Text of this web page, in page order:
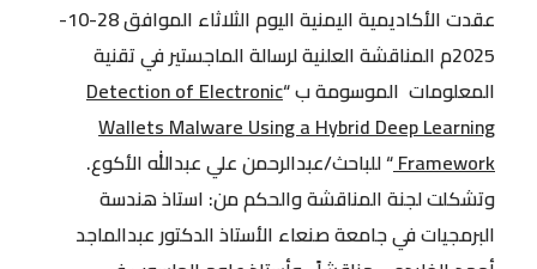
عقدت الأكاديمية اليمنية اليوم الثلاثاء الموافق 28-10-
2025م المناقشة العلنية لرسالة الماجستير في تقنية
المعلومات الموسومة ب “Detection of Electronic
Wallets Malware Using a Hybrid Deep Learning
Framework“ للباحث/عبدالرحمن علي عبدالله الأكوع.
وتشكلت لجنة المناقشة والحكم من: استاذ هندسة
البرمجيات في جامعة صنعاء الأستاذ الدكتور عبدالماجد